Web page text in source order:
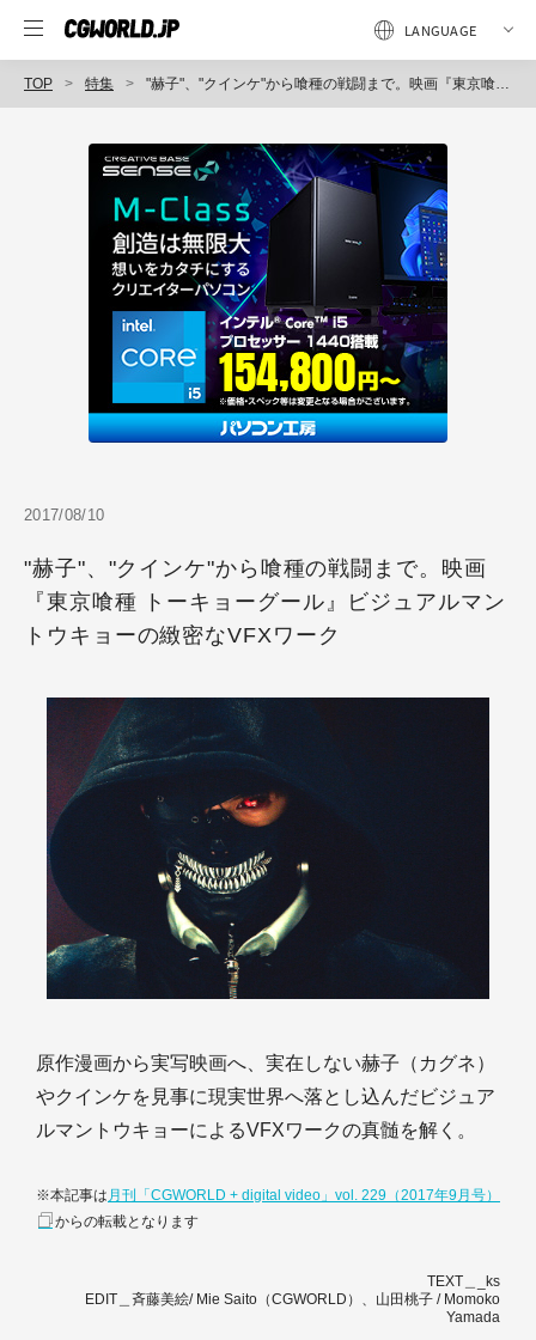
TOP 特集 "赫子"、"クインケ"から喰種の戦闘まで。映画『東京喰種 トーキョーグール』ビジュアルマントウキョーの緻密なVFXワーク
2017/08/10
"赫子"、"クインケ"から喰種の戦闘まで。映画
『東京喰種 トーキョーグール』ビジュアルマン
トウキョーの緻密なVFXワーク
原作漫画から実写映画へ、実在しない赫子（カグネ）
やクインケを見事に現実世界へ落とし込んだビジュア
ルマントウキョーによるVFXワークの真髄を解く。
※本記事は 月刊「CGWORLD + digital video」vol. 229（2017年9月号）
からの転載となります
TEXT＿_ks
EDIT＿斉藤美絵/ Mie Saito（CGWORLD）、山田桃子 / Momoko
Yamada